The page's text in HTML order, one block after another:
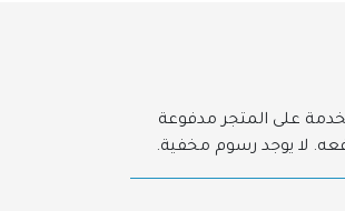
على المتجر مدفوعة
لا يوجد رسوم مخفية.